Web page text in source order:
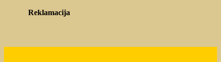
Reklamacija